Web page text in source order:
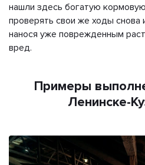
нашли здесь богатую
проверять свои же ходы
нанося уже поврежденным
вред.
Примеры
Ленинске-